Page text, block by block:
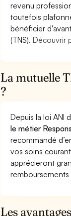
revenu
toutefois
bénéficier
(TNS).Découvrir
La mutuelle
?
Depuis la loi ANI
le métier
recommandé
vos soins
apprécieront
remboursements
Les